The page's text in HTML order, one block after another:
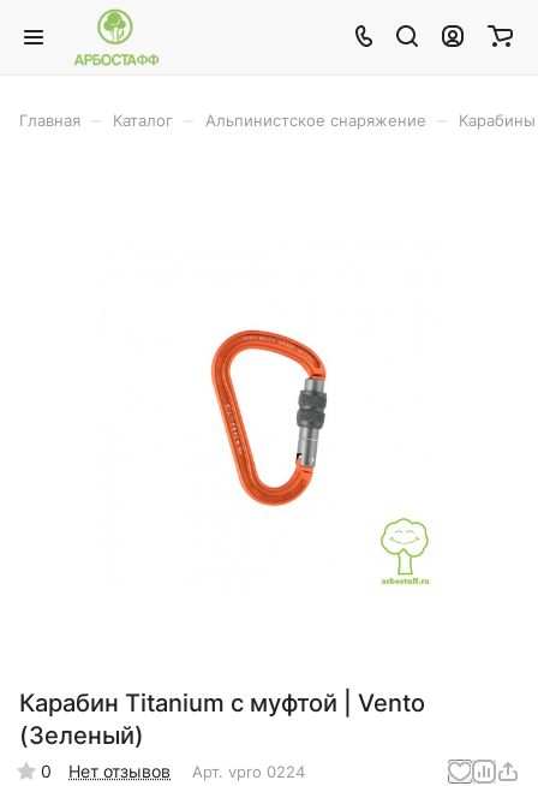
Главная Каталог Альпинистское снаряжение
Карабин Titanium с муфтой | Vento
(Зеленый)
0 Нет отзывов Арт. vpro 0224